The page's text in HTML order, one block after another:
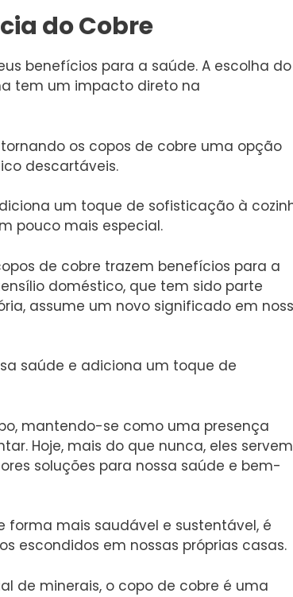
do Cobre
benefícios para a saúde. A escolha do
tem um impacto direto na
os copos de cobre uma opção
descartáveis.
um toque de sofisticação à
pouco mais especial.
de cobre trazem benefícios para a
doméstico, que tem sido parte
assume um novo significado em
saúde e adiciona um toque de
mantendo-se como uma presença
Hoje, mais do que nunca, eles servem
soluções para nossa saúde e bem-
mais saudável e sustentável, é
escondidos em nossas próprias casas.
de minerais, o copo de cobre é uma